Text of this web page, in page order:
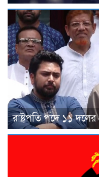
রাষ্ট্রপতি পদে ১১